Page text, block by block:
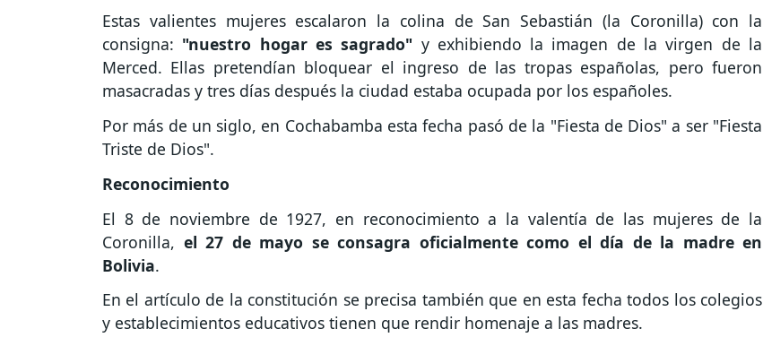
Estas valientes mujeres escalaron la colina de San Sebastián (la Coronilla) con la
consigna: "nuestro hogar es sagrado" y exhibiendo la imagen de la virgen de la
Merced. Ellas pretendían bloquear el ingreso de las tropas españolas, pero fueron
masacradas y tres días después la ciudad estaba ocupada por los españoles.
Por más de un siglo, en Cochabamba esta fecha pasó de la "Fiesta de Dios" a ser "Fiesta
Triste de Dios".
Reconocimiento
El 8 de noviembre de 1927, en reconocimiento a la valentía de las mujeres de la
Coronilla, el 27 de mayo se consagra oficialmente como el día de la madre en
Bolivia.
En el artículo de la constitución se precisa también que en esta fecha todos los colegios
y establecimientos educativos tienen que rendir homenaje a las madres.